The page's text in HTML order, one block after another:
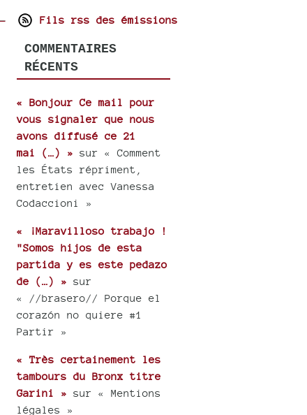
Fils rss des émissions
COMMENTAIRES
RÉCENTS
« Bonjour Ce mail pour
vous signaler que nous
avons diffusé ce 21
mai (…) » sur « Comment
les États répriment,
entretien avec Vanessa
Codaccioni »
« ¡Maravilloso trabajo !
"Somos hijos de esta
partida y es este pedazo
de (…) » sur
« //brasero// Porque el
corazón no quiere #1
Partir »
« Très certainement les
tambours du Bronx titre
Garini » sur « Mentions
légales »